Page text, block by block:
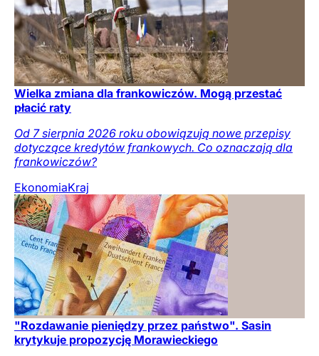
Wielka zmiana dla frankowiczów. Mogą przestać
płacić raty
Od 7 sierpnia 2026 roku obowiązują nowe przepisy
dotyczące kredytów frankowych. Co oznaczają dla
frankowiczów?
EkonomiaKraj
"Rozdawanie pieniędzy przez państwo". Sasin
krytykuje propozycję Morawieckiego